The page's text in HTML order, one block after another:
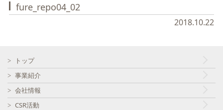
fure_repo04_02
2018.10.22
トップ
事業紹介
会社情報
CSR活動